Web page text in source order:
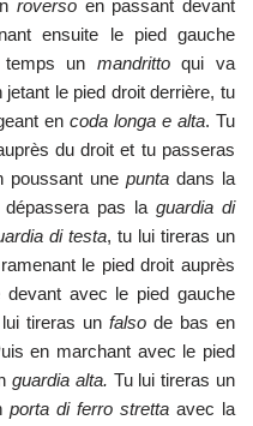
roversoen passant devant
ensuite le pied gauche
un mandrittoqui va
jetant le pied droit derrière, tu
en coda longa e alta. Tu
du droit et tu passeras
poussant unepunta dans la
pas la guardia di
di testa, tu lui tireras un
le pied droit auprès
avec le pied gauche
tireras un falso de bas en
en marchant avec le pied
guardia alta. Tu lui tireras un
porta di ferro stretta avec la